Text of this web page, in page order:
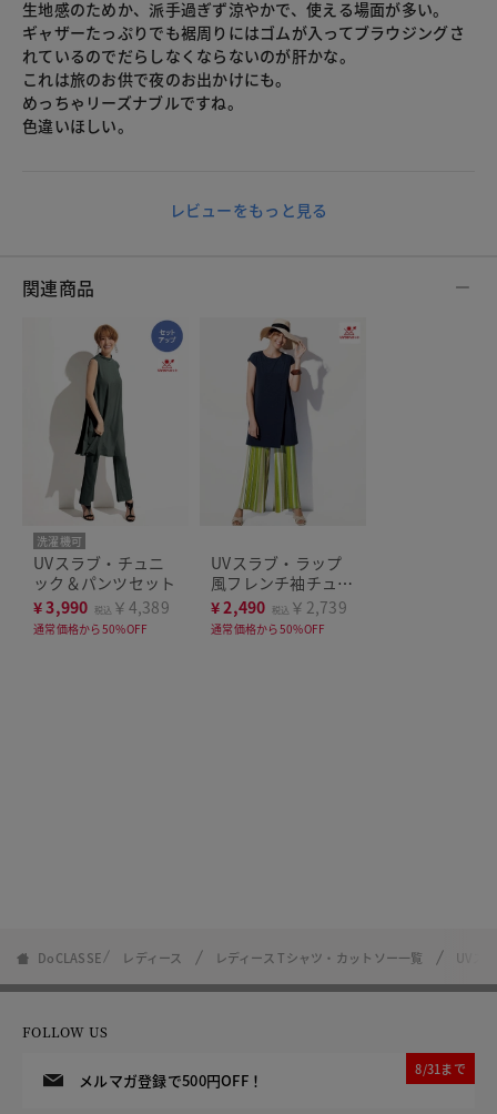
生地感のためか、派手過ぎず涼やかで、使える場面が多い。
ギャザーたっぷりでも裾周りにはゴムが入ってブラウジングさ
れているのでだらしなくならないのが肝かな。
これは旅のお供で夜のお出かけにも。
めっちゃリーズナブルですね。
色違いほしい。
レビューをもっと見る
関連商品
洗濯機可
UVスラブ・チュニ
ック＆パンツセット
¥3,990 税込 ￥4,389
通常価格から50%OFF
UVスラブ・ラップ
風フレンチ袖チュニ
ック
¥2,490 税込 ￥2,739
通常価格から50%OFF
DoCLASSE レディース レディース Tシャツ・カットソー一覧 UVス
FOLLOW US
メルマガ登録で500円OFF！
8/31まで